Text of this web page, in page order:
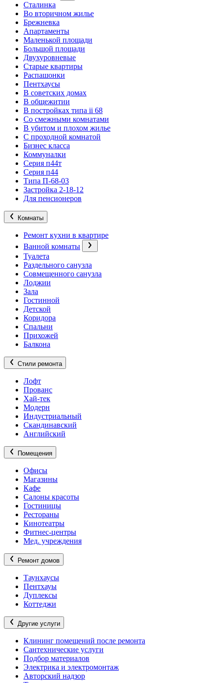
Сталинка
Во вторичном жилье
Брежневка
Апартаменты
Маленькой площади
Большой площади
Двухуровневые
Старые квартиры
Распашонки
Пентхаусы
В советских домах
В общежитии
В постройках типа ii 68
Со смежными комнатами
В убитом и плохом жилье
С проходной комнатой
Бизнес класса
Коммуналки
Серия п44т
Серия п44
Типа П-68-03
Застройка 2-18-12
Для пенсионеров
Комнаты
Ремонт кухни в квартире
Ванной комнаты
Туалета
Раздельного санузла
Совмещенного санузла
Лоджии
Зала
Гостинной
Детской
Коридора
Спальни
Прихожей
Балкона
Стили ремонта
Лофт
Прованс
Хай-тек
Модерн
Индустриальный
Скандинавский
Английский
Помещения
Офисы
Магазины
Кафе
Салоны красоты
Гостиницы
Рестораны
Кинотеатры
Фитнес-центры
Мед. учреждения
Ремонт домов
Таунхаусы
Пентхауы
Дуплексы
Коттеджи
Другие услуги
Клининг помещений после ремонта
Сантехнические услуги
Подбор материалов
Электрика и электромонтаж
Авторский надзор